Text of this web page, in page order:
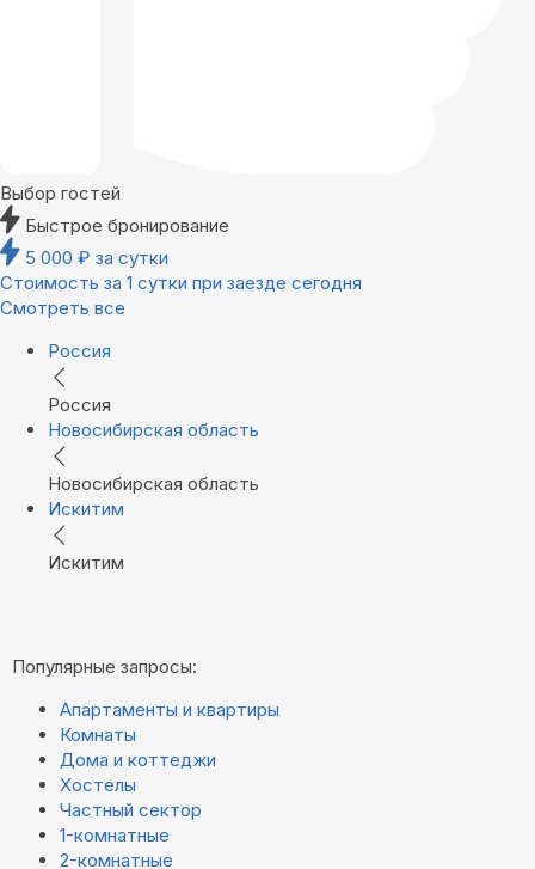
Выбор гостей
Быстрое бронирование
5 000 ₽ за сутки
Стоимость за 1 сутки при заезде сегодня
Смотреть все
Россия
Россия
Новосибирская область
Новосибирская область
Искитим
Искитим
Популярные запросы:
Апартаменты и квартиры
Комнаты
Дома и коттеджи
Хостелы
Частный сектор
1-комнатные
2-комнатные